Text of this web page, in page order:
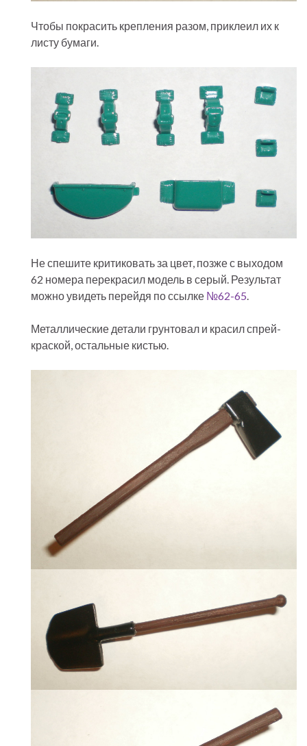
Чтобы покрасить крепления разом, приклеил их к
листу бумаги.
Не спешите критиковать за цвет, позже с выходом
62 номера перекрасил модель в серый. Результат
можно увидеть перейдя по ссылке №62-65.
Металлические детали грунтовал и красил спрей-
краской, остальные кистью.